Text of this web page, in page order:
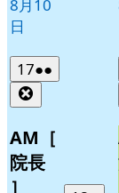
8月10
日
172026
年
8
月
17
日
●●
件
イ
ベ
AM［
院長
］